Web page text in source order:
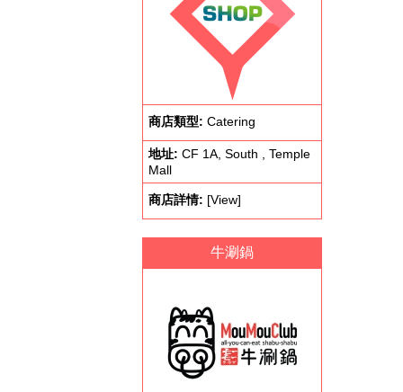
商店類型: Catering
地址: CF 1A, South , Temple
Mall
商店詳情: [View]
牛涮鍋